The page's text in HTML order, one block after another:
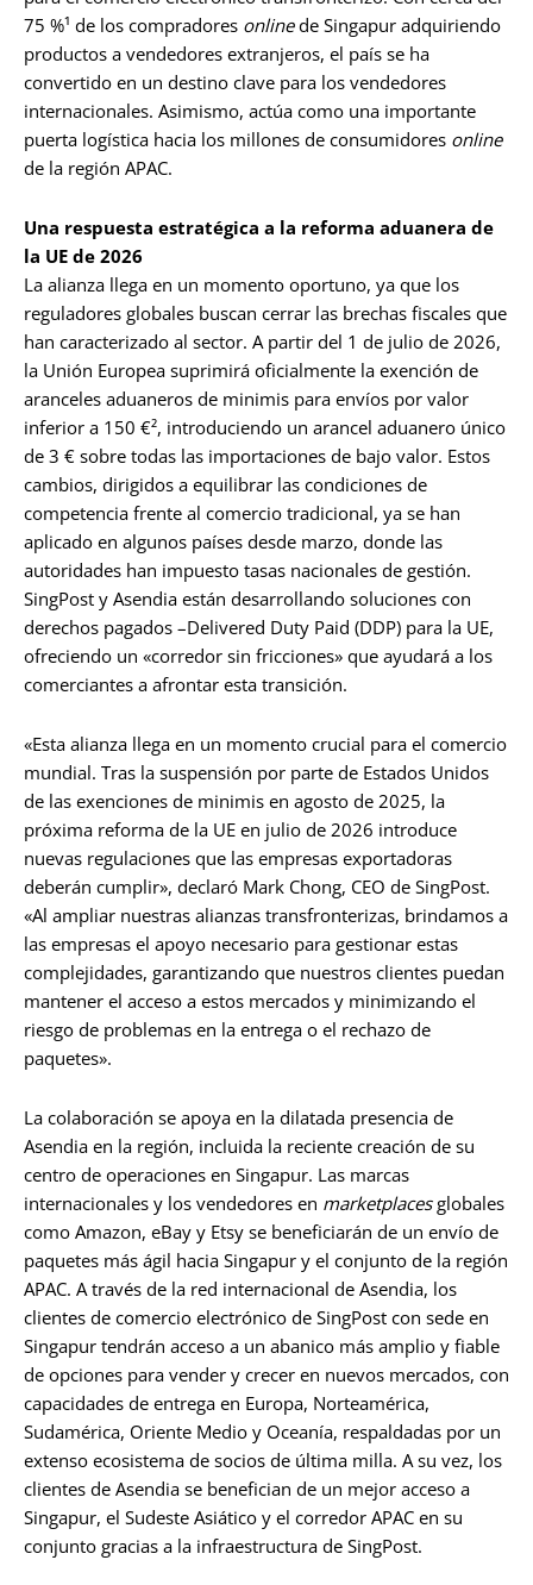
75 %¹ de los compradores onlinede Singapur adquiriendo
productos a vendedores extranjeros, el país se ha
convertido en un destino clave para los vendedores
internacionales. Asimismo, actúa como una importante
puerta logística hacia los millones de consumidores online
de la región APAC.
Una respuesta estratégica a la reforma aduanera de
la UE de 2026
La alianza llega en un momento oportuno, ya que los
reguladores globales buscan cerrar las brechas fiscales que
han caracterizado al sector. A partir del 1 de julio de 2026,
la Unión Europea suprimirá oficialmente la exención de
aranceles aduaneros de minimis para envíos por valor
inferior a 150 €², introduciendo un arancel aduanero único
de 3 € sobre todas las importaciones de bajo valor. Estos
cambios, dirigidos a equilibrar las condiciones de
competencia frente al comercio tradicional, ya se han
aplicado en algunos países desde marzo, donde las
autoridades han impuesto tasas nacionales de gestión.
SingPost y Asendia están desarrollando soluciones con
derechos pagados –Delivered Duty Paid (DDP) para la UE,
ofreciendo un «corredor sin fricciones» que ayudará a los
comerciantes a afrontar esta transición.
«Esta alianza llega en un momento crucial para el comercio
mundial. Tras la suspensión por parte de Estados Unidos
de las exenciones de minimis en agosto de 2025, la
próxima reforma de la UE en julio de 2026 introduce
nuevas regulaciones que las empresas exportadoras
deberán cumplir», declaró Mark Chong, CEO de SingPost.
«Al ampliar nuestras alianzas transfronterizas, brindamos a
las empresas el apoyo necesario para gestionar estas
complejidades, garantizando que nuestros clientes puedan
mantener el acceso a estos mercados y minimizando el
riesgo de problemas en la entrega o el rechazo de
paquetes».
La colaboración se apoya en la dilatada presencia de
Asendia en la región, incluida la reciente creación de su
centro de operaciones en Singapur. Las marcas
internacionales y los vendedores en marketplacesglobales
como Amazon, eBay y Etsy se beneficiarán de un envío de
paquetes más ágil hacia Singapur y el conjunto de la región
APAC. A través de la red internacional de Asendia, los
clientes de comercio electrónico de SingPost con sede en
Singapur tendrán acceso a un abanico más amplio y fiable
de opciones para vender y crecer en nuevos mercados, con
capacidades de entrega en Europa, Norteamérica,
Sudamérica, Oriente Medio y Oceanía, respaldadas por un
extenso ecosistema de socios de última milla. A su vez, los
clientes de Asendia se benefician de un mejor acceso a
Singapur, el Sudeste Asiático y el corredor APAC en su
conjunto gracias a la infraestructura de SingPost.